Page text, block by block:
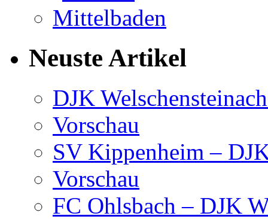
Neuste Artikel
DJK
Vorschau
SV Kippenheim –
Vorschau
FC Ohlsbach – DJK